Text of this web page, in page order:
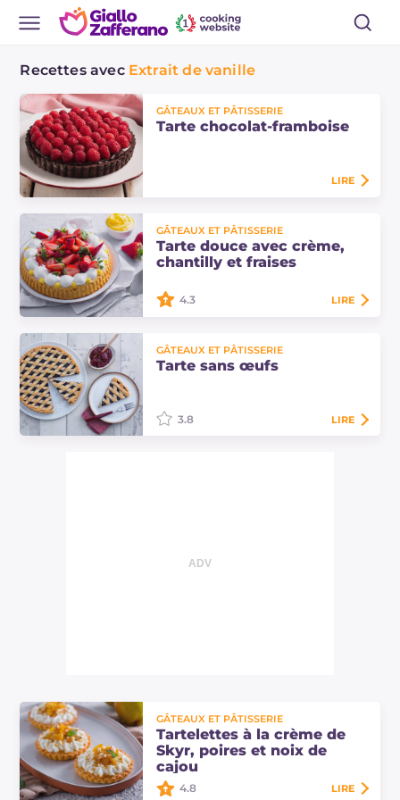
Recettes avec Extrait de vanille
GÂTEAUX ET PÂTISSERIE
Tarte chocolat-framboise
dessert composé d'une pâte sablée,
d'une ganache au chocolat noir et
de framboises fraîches : une
LIRE
GÂTEAUX ET PÂTISSERIE
Tarte douce avec crème,
chantilly et fraises
et fraises est un dessert raffiné et
frais. Découvrez ici les doses et la
4.3 LIRE
GÂTEAUX ET PÂTISSERIE
Tarte sans œufs
3.8 LIRE
GÂTEAUX ET PÂTISSERIE
Tartelettes à la crème de
Skyr, poires et noix de
cajou
4.8 LIRE